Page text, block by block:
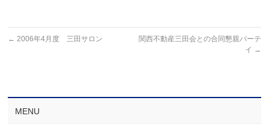
← 2006年4月度 三田サロン
関西不動産三田会との合同懇親パーテ
イ →
MENU